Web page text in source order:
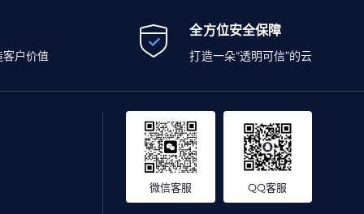
户价值
全方位安全保障
打造一朵“透明可信”的云
微信客服 QQ客服